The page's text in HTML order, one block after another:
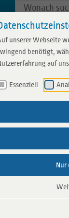
unserer Webseite
benötigt,
auf
Essenziell
Nur
Borken Sauna
Ihren Besuch